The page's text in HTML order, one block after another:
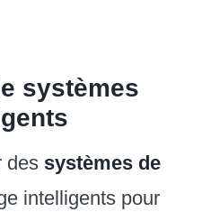
systèmes
des systèmes de
intelligents pour